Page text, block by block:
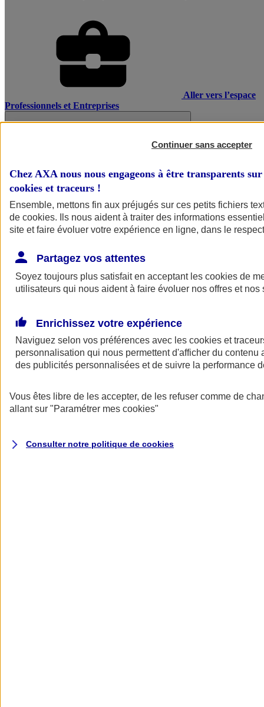
Aller vers l’espace
Professionnels et Entreprises
AXA Assurance
Continuer sans accepter
Chez AXA nous nous engageons à être transparents
cookies et traceurs !
Ensemble, mettons fin aux préjugés sur ces petits fichiers
de cookies. Ils nous aident à traiter des informations
site et faire évoluer votre expérience en ligne, dans le
Partagez vos attentes
Soyez toujours plus satisfait en acceptant les cookies de
utilisateurs qui nous aident à faire évoluer nos offres et nos
Enrichissez votre expérience
Naviguez selon vos préférences avec les cookies et
personnalisation qui nous permettent d'afficher du contenu
des publicités personnalisées et de suivre la performance
Vous êtes libre de les accepter, de les refuser comme de
allant sur "Paramétrer mes cookies"
Consulter notre politique de cookies